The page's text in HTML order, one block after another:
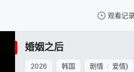
观看记
我的观影记录
婚姻之后
2026 韩国 剧情 / 爱情}